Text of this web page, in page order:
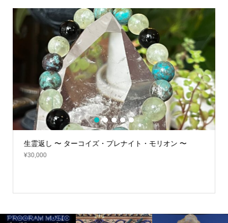
生霊返し 〜 ターコイズ・プレナイト・モリオン 〜
¥30,000
1 2 3 4 5